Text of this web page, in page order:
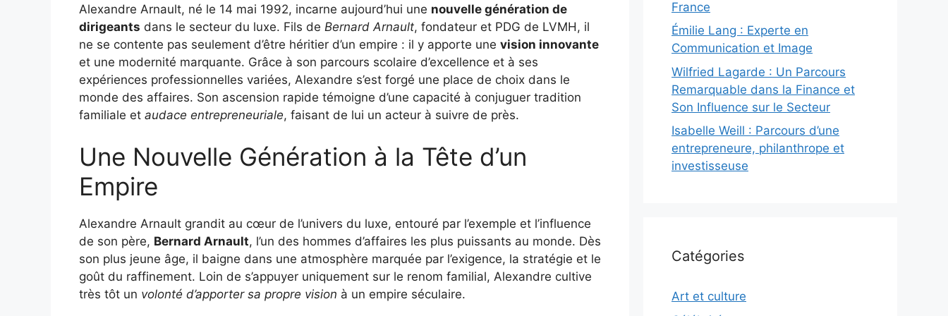
Alexandre Arnault, né le 14 mai 1992, incarne aujourd’hui une nouvelle génération de
dirigeants dans le secteur du luxe. Fils de Bernard Arnault, fondateur et PDG de LVMH, il
ne se contente pas seulement d’être héritier d’un empire : il y apporte une vision innovante
et une modernité marquante. Grâce à son parcours scolaire d’excellence et à ses
expériences professionnelles variées, Alexandre s’est forgé une place de choix dans le
monde des affaires. Son ascension rapide témoigne d’une capacité à conjuguer tradition
familiale et audace entrepreneuriale, faisant de lui un acteur à suivre de près.
Une Nouvelle Génération à la Tête d’un
Empire
Alexandre Arnault grandit au cœur de l’univers du luxe, entouré par l’exemple et l’influence
de son père, Bernard Arnault, l’un des hommes d’affaires les plus puissants au monde. Dès
son plus jeune âge, il baigne dans une atmosphère marquée par l’exigence, la stratégie et le
goût du raffinement. Loin de s’appuyer uniquement sur le renom familial, Alexandre cultive
très tôt un volonté d’apporter sa propre vision à un empire séculaire.
France
Émilie Lang : Experte en
Communication et Image
Wilfried Lagarde : Un Parcours
Remarquable dans la Finance et
Son Influence sur le Secteur
Isabelle Weill : Parcours d’une
entrepreneure, philanthrope et
investisseuse
Catégories
Art et culture